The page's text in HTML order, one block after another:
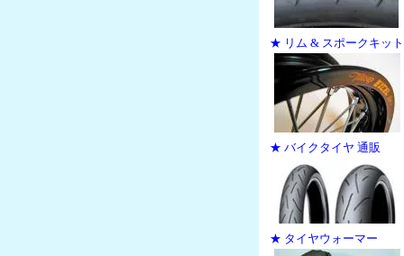
★ リム & スポークキット
★ バイクタイヤ 通販
★ タイヤウォーマー